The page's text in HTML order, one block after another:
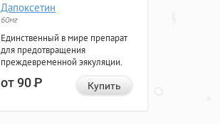
Дапоксетин
60мг
Единственный в мире препарат
для предотвращения
преждевременной эякуляции.
от 90Р Купить